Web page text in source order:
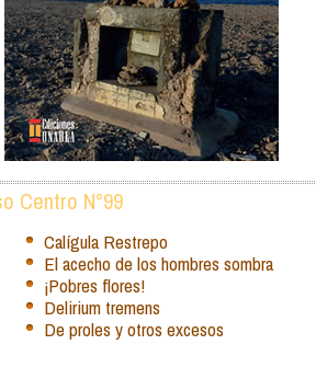
Centro N°99
Calígula Restrepo
El acecho de los hombres sombra
¡Pobres flores!
Delirium tremens
De proles y otros excesos